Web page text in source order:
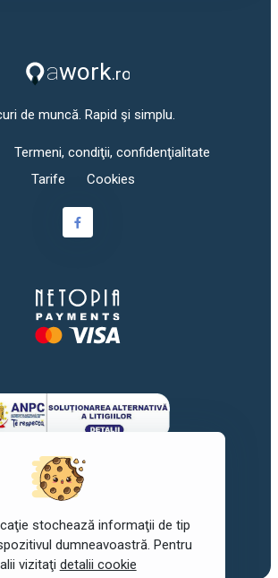
de muncă. Rapid şi simplu.
Termeni, condiţii, confidenţialitate
Tarife
Cookies
awork. Toate drepturile rezervate.
stochează informaţii de tip
dumneavoastră. Pentru
vizitaţi detalii cookie